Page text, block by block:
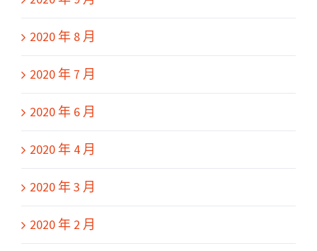
2020 年 8 月
2020 年 7 月
2020 年 6 月
2020 年 4 月
2020 年 3 月
2020 年 2 月